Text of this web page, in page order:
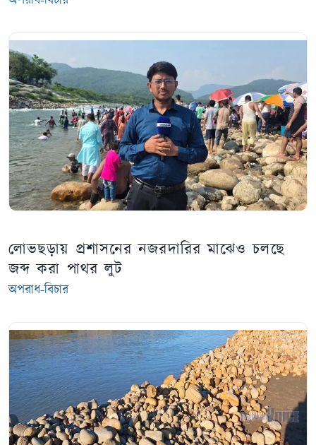
লোভছড়ায় প্রশাসনের নজরদারির মাঝেও চলছে
জব্দ করা পাথর লুট
অপরাধ-বিচার